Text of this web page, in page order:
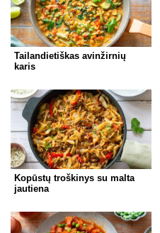
Tailandietiškas avinžirnių
karis
Kopūstų troškinys su malta
jautiena